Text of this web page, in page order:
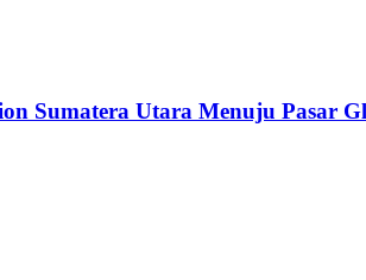
Sumatera Utara Menuju Pasar